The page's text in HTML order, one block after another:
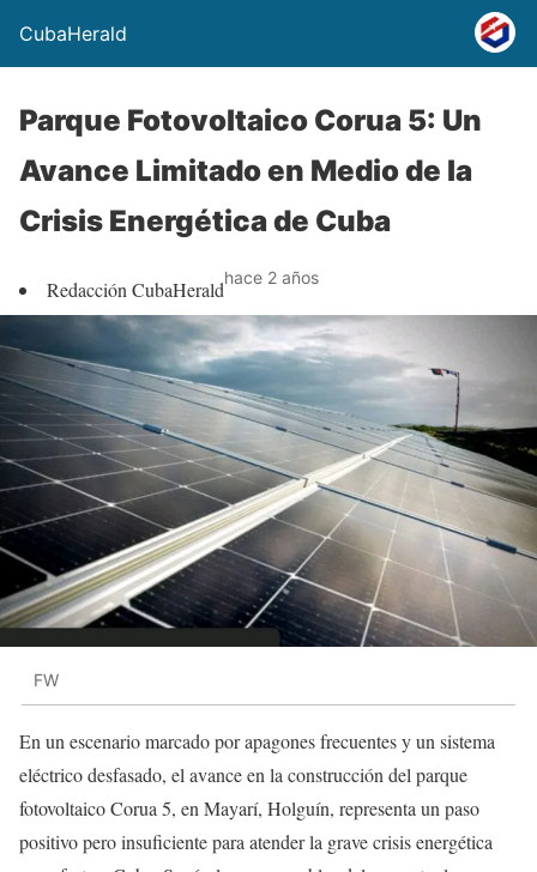
CubaHerald
Parque Fotovoltaico Corua 5: Un
Avance Limitado en Medio de la
Crisis Energética de Cuba
Redacción CubaHeraldhace 2 años
FW
En un escenario marcado por apagones frecuentes y un sistema
eléctrico desfasado, el avance en la construcción del parque
fotovoltaico Corua 5, en Mayarí, Holguín, representa un paso
positivo pero insuficiente para atender la grave crisis energética